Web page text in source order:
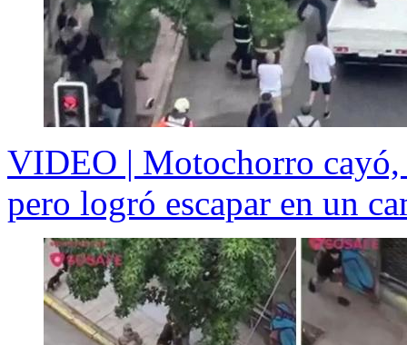
VIDEO | Motochorro cayó,
pero logró escapar en un